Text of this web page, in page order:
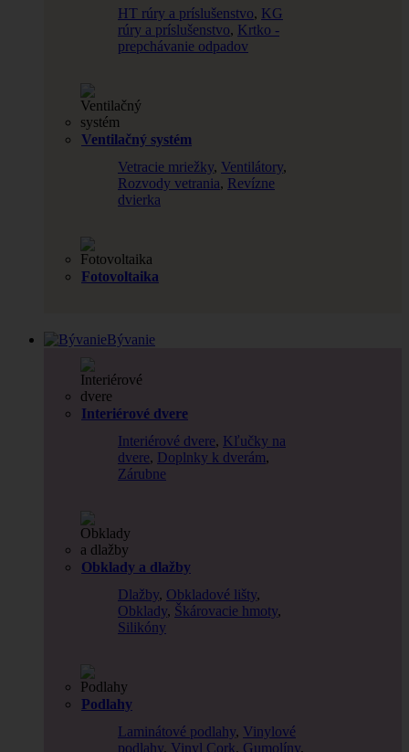
HT rúry a príslušenstvo, KG
rúry a príslušenstvo, Krtko -
prepchávanie odpadov
Ventilačný systém
Vetracie mriežky, Ventilátory,
Rozvody vetrania, Revízne
dvierka
Fotovoltaika
Bývanie
Interiérové dvere
Interiérové dvere, Kľučky na
dvere, Doplnky k dverám,
Zárubne
Obklady a dlažby
Dlažby, Obkladové lišty,
Obklady, Škárovacie hmoty,
Silikóny
Podlahy
Laminátové podlahy, Vinylové
podlahy, Vinyl Cork, Gumolíny,